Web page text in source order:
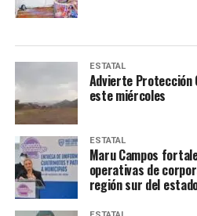
ESTATAL
Advierte Protección
este miércoles
ESTATAL
Maru Campos
operativas de
región sur del